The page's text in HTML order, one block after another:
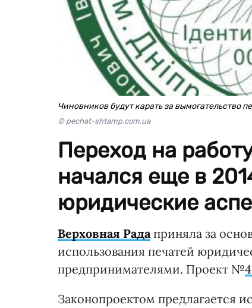
Чиновников будут карать за вымогательство
© pechat-shtamp.com.ua
Переход на
начался еще в
юридические
Верховная Рада приняла за
использования печатей
предпринимателями. Проект №
Законопроектом предлагается